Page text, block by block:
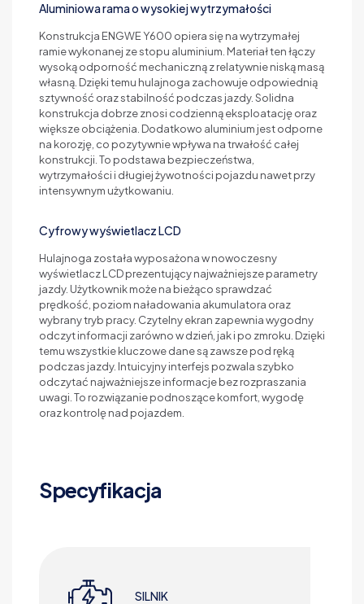
Aluminiowa rama o wysokiej wytrzymałości
Konstrukcja ENGWE Y600 opiera się na wytrzymałej
ramie wykonanej ze stopu aluminium. Materiał ten łączy
wysoką odporność mechaniczną z relatywnie niską masą
własną. Dzięki temu hulajnoga zachowuje odpowiednią
sztywność oraz stabilność podczas jazdy. Solidna
konstrukcja dobrze znosi codzienną eksploatację oraz
większe obciążenia. Dodatkowo aluminium jest odporne
na korozję, co pozytywnie wpływa na trwałość całej
konstrukcji. To podstawa bezpieczeństwa,
wytrzymałości i długiej żywotności pojazdu nawet przy
intensywnym użytkowaniu.
Cyfrowy wyświetlacz LCD
Hulajnoga została wyposażona w nowoczesny
wyświetlacz LCD prezentujący najważniejsze parametry
jazdy. Użytkownik może na bieżąco sprawdzać
prędkość, poziom naładowania akumulatora oraz
wybrany tryb pracy. Czytelny ekran zapewnia wygodny
odczyt informacji zarówno w dzień, jak i po zmroku. Dzięki
temu wszystkie kluczowe dane są zawsze pod ręką
podczas jazdy. Intuicyjny interfejs pozwala szybko
odczytać najważniejsze informacje bez rozpraszania
uwagi. To rozwiązanie podnoszące komfort, wygodę
oraz kontrolę nad pojazdem.
Specyfikacja
SILNIK